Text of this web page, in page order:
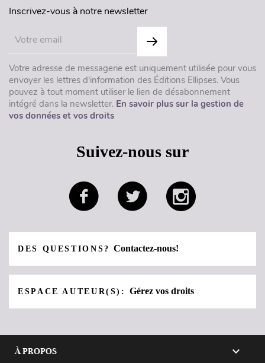
Inscrivez-vous à notre newsletter
Votre adresse de messagerie est uniquement utilisée pour vous
envoyer les lettres d'information des Éditions Ellipses. Vous
pouvez à tout moment utiliser le lien de désabonnement
intégré dans la newsletter. En savoir plus sur la gestion de
vos données et vos droits
Suivez-nous sur
DES QUESTIONS?Contactez-nous!
ESPACE AUTEUR(S):Gérez vos droits
À PROPOS 